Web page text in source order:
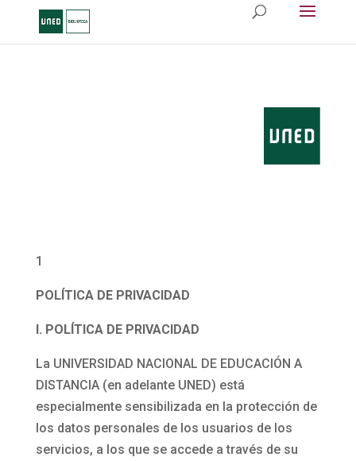
1
POLÍTICA DE PRIVACIDAD
I. POLÍTICA DE PRIVACIDAD
La UNIVERSIDAD NACIONAL DE EDUCACIÓN A
DISTANCIA (en adelante UNED) está
especialmente sensibilizada en la protección de
los datos personales de los usuarios de los
servicios, a los que se accede a través de su